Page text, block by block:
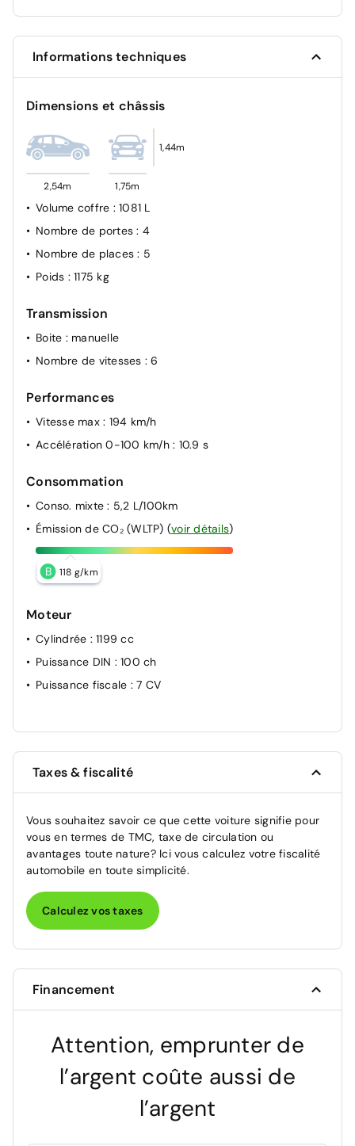
Informations techniques
Dimensions et châssis
2,54m 1,75m
1,44m
Volume coffre : 1081 L
Nombre de portes: 4
Nombre de places: 5
Poids : 1175 kg
Transmission
Boite : manuelle
Nombre de vitesses : 6
Performances
Vitesse max : 194 km/h
Accélération 0-100 km/h : 10.9 s
Consommation
Conso. mixte: 5,2 L/100km
Émission de CO₂ (WLTP) (voir détails)
B 118 g/km
Moteur
Cylindrée : 1199 cc
Puissance DIN : 100 ch
Puissance fiscale : 7 CV
Taxes & fiscalité
Vous souhaitez savoir ce que cette voiture signifie pour
vous en termes de TMC, taxe de circulation ou
avantages toute nature? Ici vous calculez votre fiscalité
automobile en toute simplicité.
Calculez vos taxes
Financement
Attention, emprunter de
l’argent coûte aussi de
l’argent